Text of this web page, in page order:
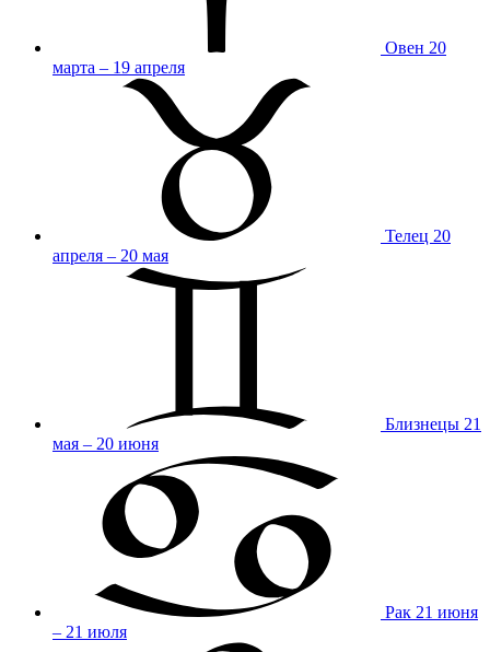
Овен 20
марта – 19 апреля
Телец 20
апреля – 20 мая
Близнецы 21
мая – 20 июня
Рак 21 июня
– 21 июля